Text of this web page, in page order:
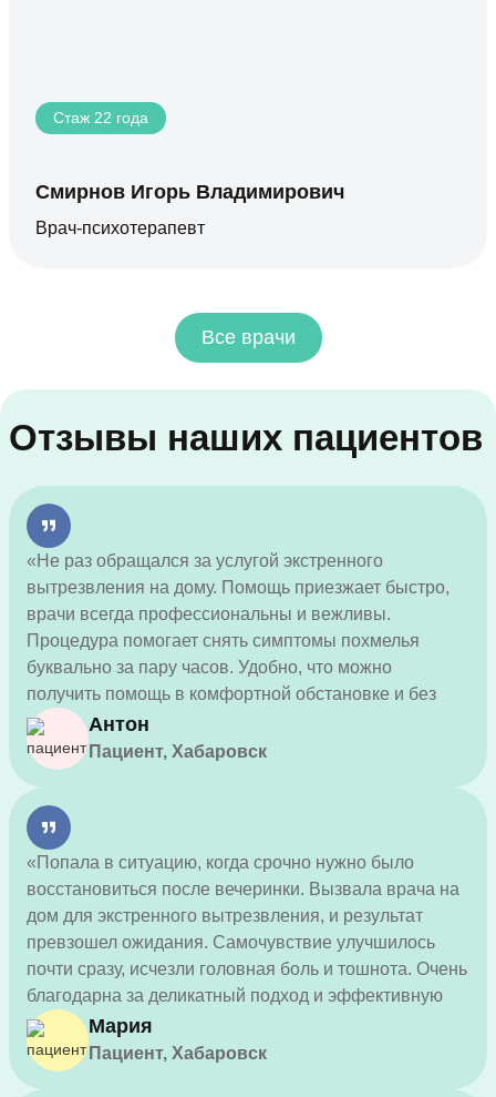
Стаж 22 года
Смирнов Игорь Владимирович
Врач-психотерапевт
Все врачи
Отзывы наших пациентов
«Не раз обращался за услугой экстренного
вытрезвления на дому. Помощь приезжает быстро,
врачи всегда профессиональны и вежливы.
Процедура помогает снять симптомы похмелья
буквально за пару часов. Удобно, что можно
получить помощь в комфортной обстановке и без
лишних вопросов.»
Антон
Пациент, Хабаровск
«Попала в ситуацию, когда срочно нужно было
восстановиться после вечеринки. Вызвала врача на
дом для экстренного вытрезвления, и результат
превзошел ожидания. Самочувствие улучшилось
почти сразу, исчезли головная боль и тошнота. Очень
благодарна за деликатный подход и эффективную
помощь.»Мария
Пациент, Хабаровск